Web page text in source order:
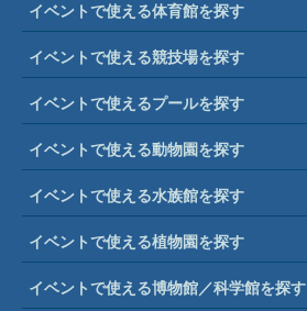
イベントで使える体育館を探す
イベントで使える競技場を探す
イベントで使えるプールを探す
イベントで使える動物園を探す
イベントで使える水族館を探す
イベントで使える植物園を探す
イベントで使える博物館／科学館を探す